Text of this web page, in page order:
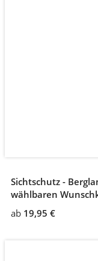
Sichtschutz -
wählbaren
ab 19,95 €